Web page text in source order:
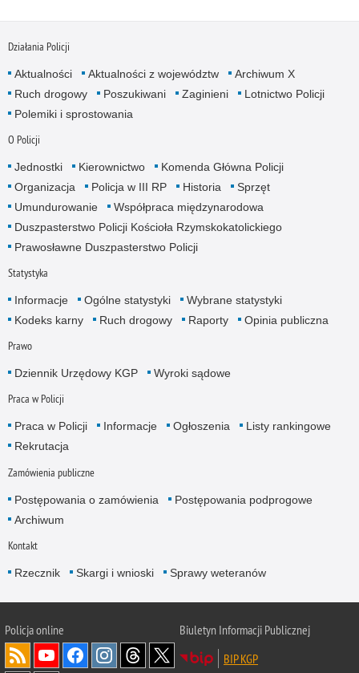
Działania Policji
Aktualności Aktualności z województw
Archiwum X
Ruch drogowy
Poszukiwani Zaginieni
Lotnictwo Policji
Polemiki i sprostowania
O Policji
Jednostki Kierownictwo
Komenda Główna Policji
Organizacja
Policja w III RP Historia
Sprzęt
Umundurowanie
Współpraca międzynarodowa
Duszpasterstwo Policji Kościoła Rzymskokatolickiego
Prawosławne Duszpasterstwo Policji
Statystyka
Informacje Ogólne statystyki
Wybrane statystyki
Kodeks karny
Ruch drogowy Raporty Opinia publiczna
Prawo
Dziennik Urzędowy KGP Wyroki sądowe
Praca w Policji
Praca w Policji Informacje Ogłoszenia
Listy rankingowe
Rekrutacja
Zamówienia publiczne
Postępowania o zamówienia
Postępowania podprogowe
Archiwum
Kontakt
Rzecznik Skargi i wnioski Sprawy weteranów
Policjaonline
Biuletyn Informacji Publicznej
BIP KGP